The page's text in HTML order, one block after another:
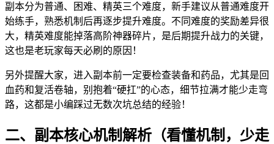
副本分为普通、困难、精英三个难度，新手建议从普通难度开
始练手，熟悉机制后再逐步提升难度。不同难度的奖励差异很
大，精英难度能掉落高阶神器碎片，是后期提升战力的关键，
这也是老玩家每天必刷的原因！
另外提醒大家，进入副本前一定要检查装备和药品，尤其是回
血药和复活卷轴，别抱着“硬扛”的心态，细节拉满才能少走弯
路，这都是小编踩过无数次坑总结的经验！
二、副本核心机制解析（看懂机制，少走